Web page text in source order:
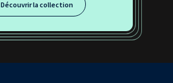
Découvrir la collection